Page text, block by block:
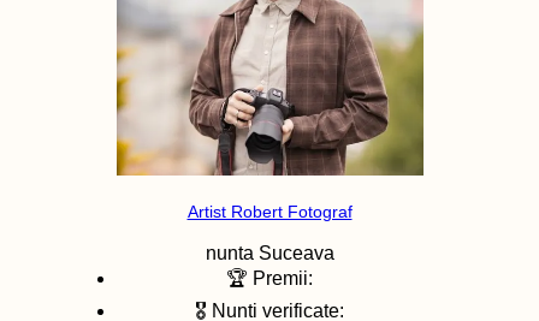
Artist Robert Fotograf
nunta Suceava
🏆 Premii:
🎖️ Nunti verificate: